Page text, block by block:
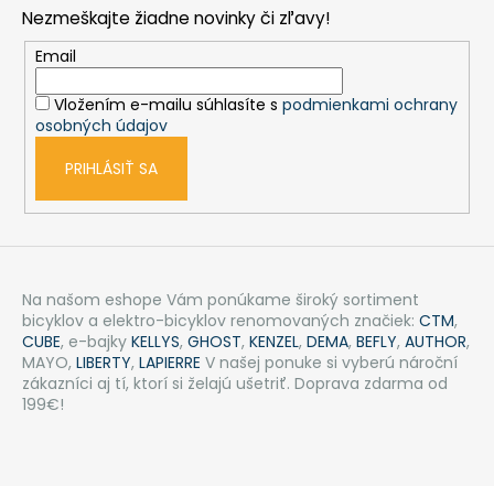
O
d
p
ú
č
a
e
CTM
AREON
XPERT
-
Nezmeškajte žiadne novinky či zľavy!
Email
Vložením e-mailu súhlasíte s podmienkami ochrany
osobných údajov
PRIHLÁSIŤ SA
Na našom eshope Vám ponúkame široký sortiment
bicyklov a elektro-bicyklov renomovaných značiek: CTM,
CUBE, e-bajky KELLYS, GHOST, KENZEL, DEMA, BEFLY, AUTHOR,
MAYO, LIBERTY, LAPIERRE V našej ponuke si vyberú nároční
zákazníci aj tí, ktorí si želajú ušetriť. Doprava zdarma od
199€!